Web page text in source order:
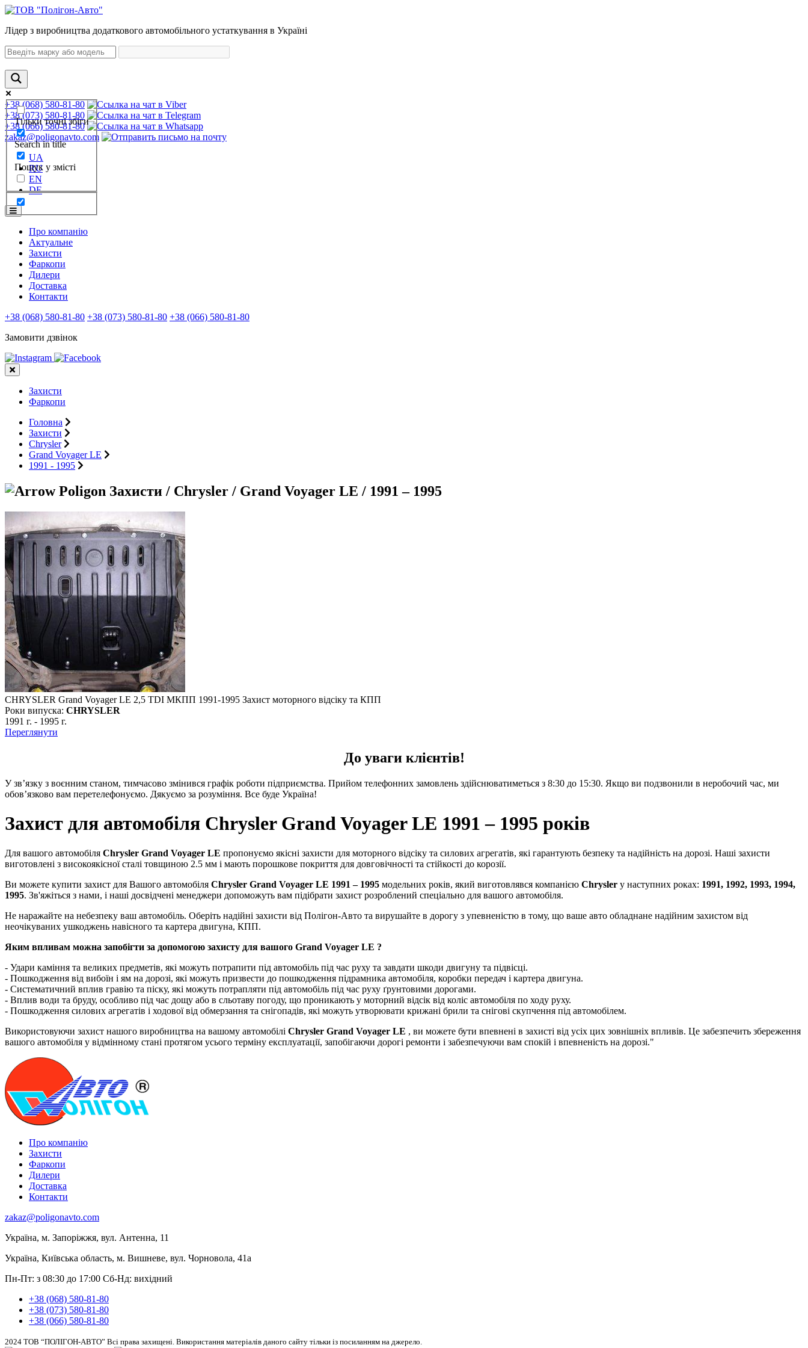
Лідер з виробництва додаткового автомобільного устаткування в Україні
Тільки точні збіги
Search in title
Пошук у змісті
+38 (068) 580-81-80
+38 (073) 580-81-80
+38 (066) 580-81-80
zakaz@poligonavto.com
UA
RU
EN
DE
Про компанію
Актуальне
Захисти
Фаркопи
Дилери
Доставка
Контакти
+38 (068) 580-81-80 +38 (073) 580-81-80 +38 (066) 580-81-80
Замовити дзвінок
Захисти
Фаркопи
Головна
Захисти
Chrysler
Grand Voyager LE
1991 - 1995
Захисти / Chrysler / Grand Voyager LE / 1991 – 1995
CHRYSLER Grand Voyager LE 2,5 TDI МКПП 1991-1995 Захист моторного відсіку та КПП
Роки випуска: CHRYSLER
1991 г. - 1995 г.
Переглянути
До уваги клієнтів!
У зв’язку з воєнним станом, тимчасово змінився графік роботи підприємства. Прийом телефонних замовлень здійснюватиметься з 8:30 до 15:30. Якщо ви подзвонили в неробочий час, ми
обов’язково вам перетелефонуємо. Дякуємо за розуміння. Все буде Україна!
Захист для автомобіля Chrysler Grand Voyager LE 1991 – 1995 років
Для вашого автомобіля Chrysler Grand Voyager LE пропонуємо якісні захисти для моторного відсіку та силових агрегатів, які гарантують безпеку та надійність на дорозі. Наші захисти
виготовлені з високоякісної сталі товщиною 2.5 мм і мають порошкове покриття для довговічності та стійкості до корозії.
Ви можете купити захист для Вашого автомобіля Chrysler Grand Voyager LE 1991 – 1995 модельних років, який виготовлявся компанією Chrysler у наступних роках: 1991, 1992, 1993, 1994,
1995. Зв'яжіться з нами, і наші досвідчені менеджери допоможуть вам підібрати захист розроблений спеціально для вашого автомобіля.
Не наражайте на небезпеку ваш автомобіль. Оберіть надійні захисти від Полігон-Авто та вирушайте в дорогу з упевненістю в тому, що ваше авто обладнане надійним захистом від
неочікуваних ушкоджень навісного та картера двигуна, КПП.
Яким впливам можна запобігти за допомогою захисту для вашого Grand Voyager LE ?
- Удари каміння та великих предметів, які можуть потрапити під автомобіль під час руху та завдати шкоди двигуну та підвісці.
- Пошкодження від вибоїн і ям на дорозі, які можуть призвести до пошкодження підрамника автомобіля, коробки передач і картера двигуна.
- Систематичний вплив гравію та піску, які можуть потрапляти під автомобіль під час руху ґрунтовими дорогами.
- Вплив води та бруду, особливо під час дощу або в сльотаву погоду, що проникають у моторний відсік від коліс автомобіля по ходу руху.
- Пошкодження силових агрегатів і ходової від обмерзання та снігопадів, які можуть утворювати крижані брили та снігові скупчення під автомобілем.
Використовуючи захист нашого виробництва на вашому автомобілі Chrysler Grand Voyager LE , ви можете бути впевнені в захисті від усіх цих зовнішніх впливів. Це забезпечить збереження
вашого автомобіля у відмінному стані протягом усього терміну експлуатації, запобігаючи дорогі ремонти і забезпечуючи вам спокій і впевненість на дорозі."
Про компанію
Захисти
Фаркопи
Дилери
Доставка
Контакти
zakaz@poligonavto.com
Україна, м. Запоріжжя, вул. Антенна, 11
Україна, Київська область, м. Вишневе, вул. Чорновола, 41а
Пн-Пт: з 08:30 до 17:00 Сб-Нд: вихідний
+38 (068) 580-81-80
+38 (073) 580-81-80
+38 (066) 580-81-80
2024 ТОВ “ПОЛІГОН-АВТО” Всі права захищені. Використання матеріалів даного сайту тільки із посиланням на джерело.